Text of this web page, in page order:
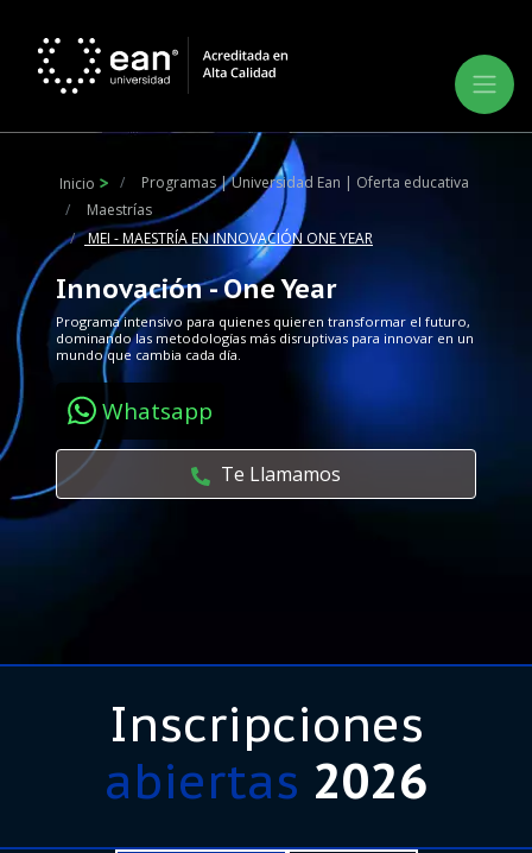
Inscripciones
abiertas 2026
Inicio
Programas | Universidad Ean | Oferta educativa
Maestrías
MEI - MAESTRÍA EN INNOVACIÓN ONE YEAR
Innovación - One Year
Programa intensivo para quienes quieren transformar el futuro,
dominando las metodologías más disruptivas para innovar en un
mundo que cambia cada día.
Whatsapp
Te Llamamos